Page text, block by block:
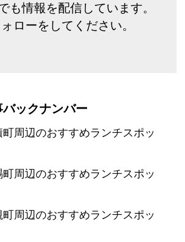
も情報を配信しています。
ローをしてください。
ックナンバー
周辺のおすすめランチスポッ
周辺のおすすめランチスポッ
周辺のおすすめランチスポッ